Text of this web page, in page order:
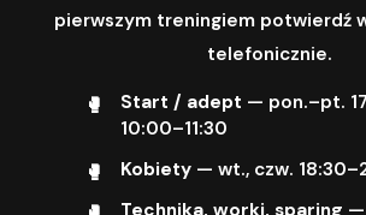
pierwszym treningiem potwierdź
telefonicznie.
Start / adept — pon.–pt.
10:00–11:30
Kobiety— wt., czw.
Technika, worki, sparing —